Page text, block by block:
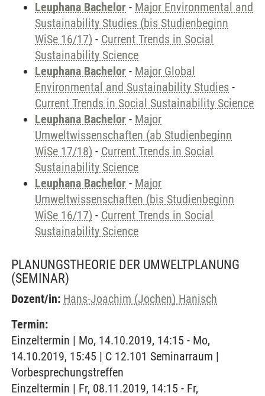
Leuphana Bachelor - Major Environmental and
Sustainability Studies (bis Studienbeginn
WiSe 16/17) - Current Trends in Social
Sustainability Science
Leuphana Bachelor - Major Global
Environmental and Sustainability Studies -
Current Trends in Social Sustainability Science
Leuphana Bachelor - Major
Umweltwissenschaften (ab Studienbeginn
WiSe 17/18) - Current Trends in Social
Sustainability Science
Leuphana Bachelor - Major
Umweltwissenschaften (bis Studienbeginn
WiSe 16/17) - Current Trends in Social
Sustainability Science
PLANUNGSTHEORIE DER UMWELTPLANUNG
(SEMINAR)
Dozent/in: Hans-Joachim (Jochen) Hanisch
Termin:
Einzeltermin | Mo, 14.10.2019, 14:15 - Mo,
14.10.2019, 15:45 | C 12.101 Seminarraum |
Vorbesprechungstreffen
Einzeltermin | Fr, 08.11.2019, 14:15 - Fr,